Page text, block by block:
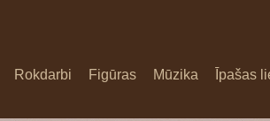
Rokdarbi Figūras Mūzika Īpašas